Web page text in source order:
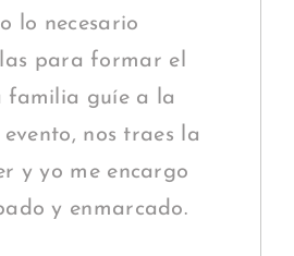
lo necesario
para formar el
familia guíe a la
nos traes la
y yo me encargo
y enmarcado.